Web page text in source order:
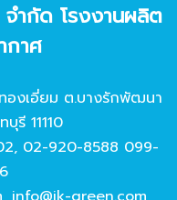
ากัด โรงงานผลิต
กาศ
องเอี่ยม ต.บางรักพัฒนา
รี 11110
, 02-920-8588 099-